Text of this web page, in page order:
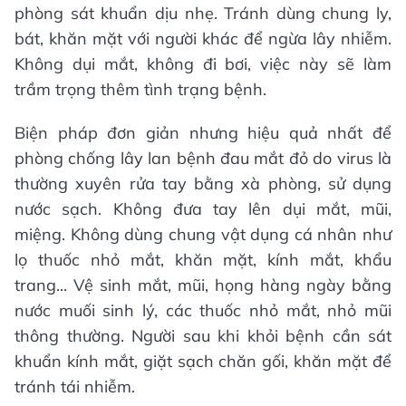
phòng sát khuẩn dịu nhẹ. Tránh dùng chung ly,
bát, khăn mặt với người khác để ngừa lây nhiễm.
Không dụi mắt, không đi bơi, việc này sẽ làm
trầm trọng thêm tình trạng bệnh.
Biện pháp đơn giản nhưng hiệu quả nhất để
phòng chống lây lan bệnh đau mắt đỏ do virus là
thường xuyên rửa tay bằng xà phòng, sử dụng
nước sạch. Không đưa tay lên dụi mắt, mũi,
miệng. Không dùng chung vật dụng cá nhân như
lọ thuốc nhỏ mắt, khăn mặt, kính mắt, khẩu
trang... Vệ sinh mắt, mũi, họng hàng ngày bằng
nước muối sinh lý, các thuốc nhỏ mắt, nhỏ mũi
thông thường. Người sau khi khỏi bệnh cần sát
khuẩn kính mắt, giặt sạch chăn gối, khăn mặt để
tránh tái nhiễm.